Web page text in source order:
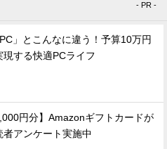
- PR -
PC」とこんなに違う！予算10万円
現する快適PCライフ
円分】Amazonギフトカードが
者アンケート実施中